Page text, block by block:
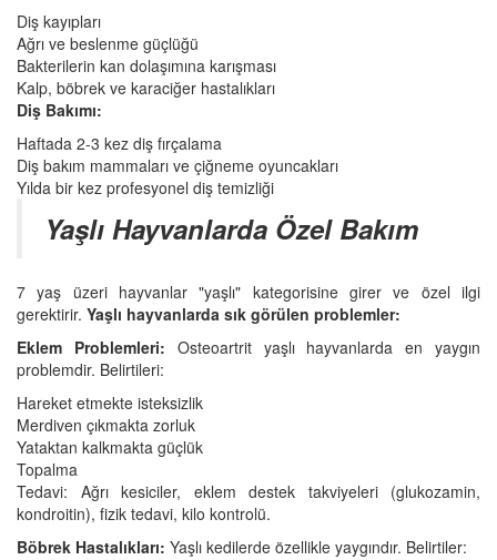
Diş kayıpları
Ağrı ve beslenme güçlüğü
Bakterilerin kan dolaşımına karışması
Kalp, böbrek ve karaciğer hastalıkları
Diş Bakımı:
Haftada 2-3 kez diş fırçalama
Diş bakım mammaları ve çiğneme oyuncakları
Yılda bir kez profesyonel diş temizliği
Yaşlı Hayvanlarda Özel Bakım
7 yaş üzeri hayvanlar "yaşlı" kategorisine girer ve özel ilgi
gerektirir. Yaşlı hayvanlarda sık görülen problemler:
Eklem Problemleri: Osteoartrit yaşlı hayvanlarda en yaygın
problemdir. Belirtileri:
Hareket etmekte isteksizlik
Merdiven çıkmakta zorluk
Yataktan kalkmakta güçlük
Topalma
Tedavi: Ağrı kesiciler, eklem destek takviyeleri (glukozamin,
kondroitin), fizik tedavi, kilo kontrolü.
Böbrek Hastalıkları: Yaşlı kedilerde özellikle yaygındır. Belirtiler: